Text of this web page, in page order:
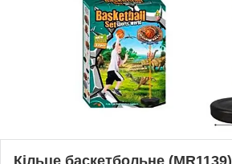
Кільце баскетбольне (MR1139)